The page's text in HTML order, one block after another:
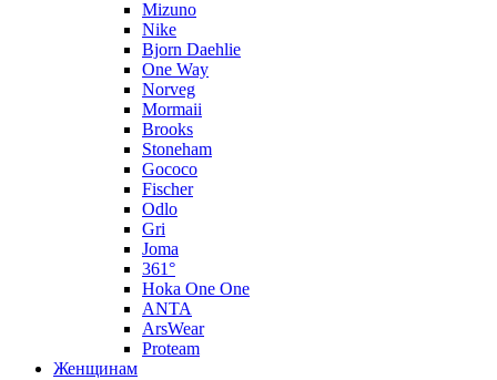
Mizuno
Nike
Bjorn Daehlie
One Way
Norveg
Mormaii
Brooks
Stoneham
Gococo
Fischer
Odlo
Gri
Joma
361°
Hoka One One
ANTA
ArsWear
Proteam
Женщинам